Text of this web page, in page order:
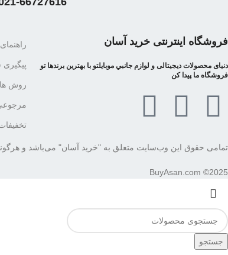
فروشگاه اینترنتی خرید آسان
دنیای محصولات دیجیتالی و لوازم جانبي موبایلتو با بهترین برندها تو
فروشگاه ما پیدا کن
روش
تمامی حقوق این وب‌سایت متعلق به "خرید آسان" می‌باشد و هرگونه
BuyAsan.com ©2025
جستجو